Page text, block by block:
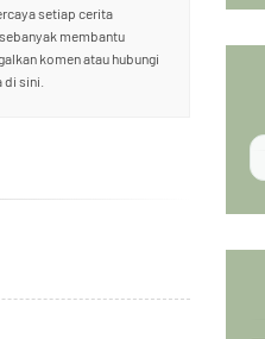
setiap cerita
membantu
komen atau hubungi
sini.